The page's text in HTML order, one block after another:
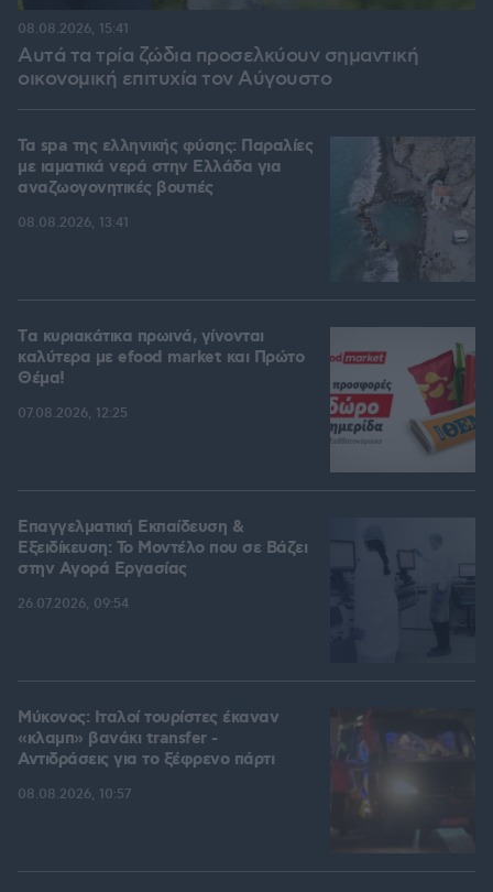
Αυτά τα τρία ζώδια προσελκύουν σημαντική
οικονομική επιτυχία τον Αύγουστο
08.08.2026, 15:41
Τα spa της ελληνικής φύσης: Παραλίες
με ιαματικά νερά στην Ελλάδα για
αναζωογονητικές βουτιές
08.08.2026, 13:41
Tα κυριακάτικα πρωινά, γίνονται
καλύτερα με efood market και Πρώτο
Θέμα!
07.08.2026, 12:25
Επαγγελματική Εκπαίδευση &
Εξειδίκευση: Το Mοντέλο που σε Bάζει
στην Aγορά Eργασίας
26.07.2026, 09:54
Μύκονος: Ιταλοί τουρίστες έκαναν
«κλαμπ» βανάκι transfer -
Αντιδράσεις για το ξέφρενο πάρτι
08.08.2026, 10:57